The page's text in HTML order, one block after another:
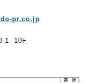
pr.co.jp
1 10F